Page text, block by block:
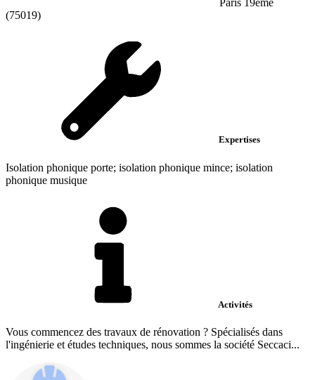
Paris 19ème
(75019)
Expertises
Isolation phonique porte; isolation phonique mince; isolation
phonique musique
Activités
Vous commencez des travaux de rénovation ? Spécialisés dans
l'ingénierie et études techniques, nous sommes la société Seccaci...